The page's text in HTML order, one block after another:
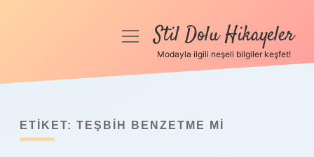
Anasayfa
Yasal Uyarı
menüyüStil Dolu Hikayeler
Modayla ilgili neşeli bilgiler keşfet!
ETIKET: TEŞBIH BENZETME MI